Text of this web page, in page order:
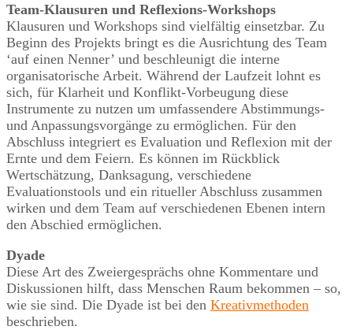
Team-Klausuren und Reflexions-Workshops
Klausuren und Workshops sind vielfältig einsetzbar. Zu
Beginn des Projekts bringt es die Ausrichtung des Team
‘auf einen Nenner’ und beschleunigt die interne
organisatorische Arbeit. Während der Laufzeit lohnt es
sich, für Klarheit und Konflikt-Vorbeugung diese
Instrumente zu nutzen um umfassendere Abstimmungs-
und Anpassungsvorgänge zu ermöglichen. Für den
Abschluss integriert es Evaluation und Reflexion mit der
Ernte und dem Feiern. Es können im Rückblick
Wertschätzung, Danksagung, verschiedene
Evaluationstools und ein ritueller Abschluss zusammen
wirken und dem Team auf verschiedenen Ebenen intern
den Abschied ermöglichen.
Dyade
Diese Art des Zweiergesprächs ohne Kommentare und
Diskussionen hilft, dass Menschen Raum bekommen – so,
wie sie sind. Die Dyade ist bei den Kreativmethoden
beschrieben.